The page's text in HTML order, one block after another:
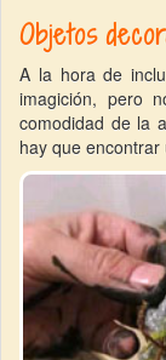
Objetos
A la hora de
imagición, pero
comodidad de la
hay que encontrar